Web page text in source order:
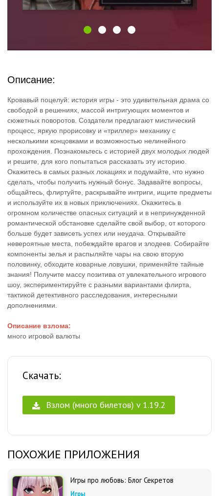
Описание:
Кровавый поцелуй: история игры - это удивительная драма со
свободой в решениях, массой интригующих моментов и
сюжетных поворотов. Создатели предлагают мистический
процесс, яркую прорисовку и «триллер» механику с
несколькими концовками и возможностью нелинейного
прохождения. Познакомьтесь с историей двух молодых людей
и решите, для кого попытаться рассказать эту историю.
Окажитесь в самых разных локациях и подумайте, что нужно
сделать, чтобы получить нужный бонус. Задавайте вопросы,
общайтесь, флиртуйте, раскрывайте интриги, ищите предметы
и используйте их в новых приключениях. Окажитесь в
огромном количестве опасных ситуаций и в непринужденной
романтической обстановке сделайте свой выбор, от которого
больше будет зависеть успех или неудача. Открывайте
невероятные места, побеждайте врагов и злодеев. Собирайте
компоненты зелья и распыляйте чары на свою вторую
половинку, обходите коварные ловушки, применяйте тайные
знания! Получите массу позитива от увлекательного игрового
шоу, экспериментируйте с разными вариантами флирта,
тактикой детективного расследования, интересными
дополнениями.
Описание взлома:
много игровой валюты
Скачать:
Взлом (много билетов) v 1.19.2
ПОХОЖИЕ ПРИЛОЖЕНИЯ
Игры про любовь: Блог Секретов
Игры